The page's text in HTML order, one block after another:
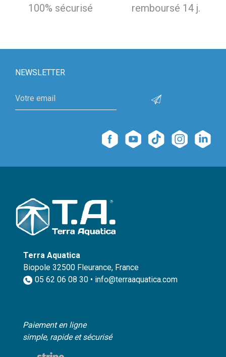
100% sécurisé
remboursé 14 j.
NEWSLETTER
Terra Aquatica
Biopole 32500 Fleurance, France
05 62 06 08 30 • info@terraaquatica.com
Paiement en ligne
simple, rapide et sécurisé